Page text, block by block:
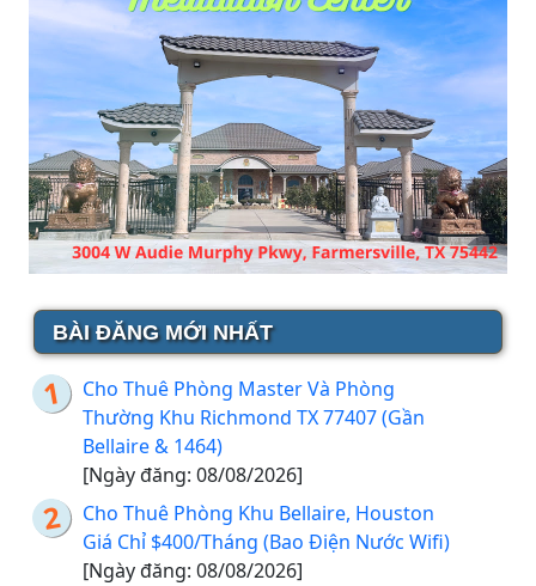
BÀI ĐĂNG MỚI NHẤT
Cho Thuê Phòng Master Và Phòng
Thường Khu Richmond TX 77407 (Gần
Bellaire & 1464)
[Ngày đăng: 08/08/2026]
Cho Thuê Phòng Khu Bellaire, Houston
Giá Chỉ $400/Tháng (Bao Điện Nước Wifi)
[Ngày đăng: 08/08/2026]